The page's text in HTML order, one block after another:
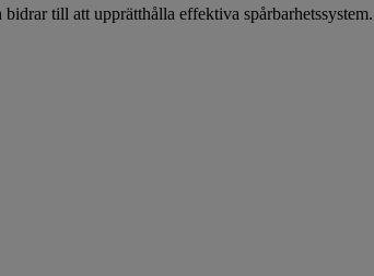
till att upprätthålla effektiva spårbarhetssystem.